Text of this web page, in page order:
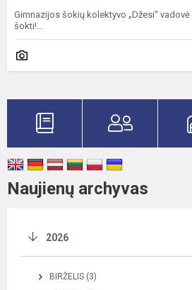
Gimnazijos šokių kolektyvo „Džesi“
šokti!...
Naujienų archyvas
2026
BIRŽELIS (3)